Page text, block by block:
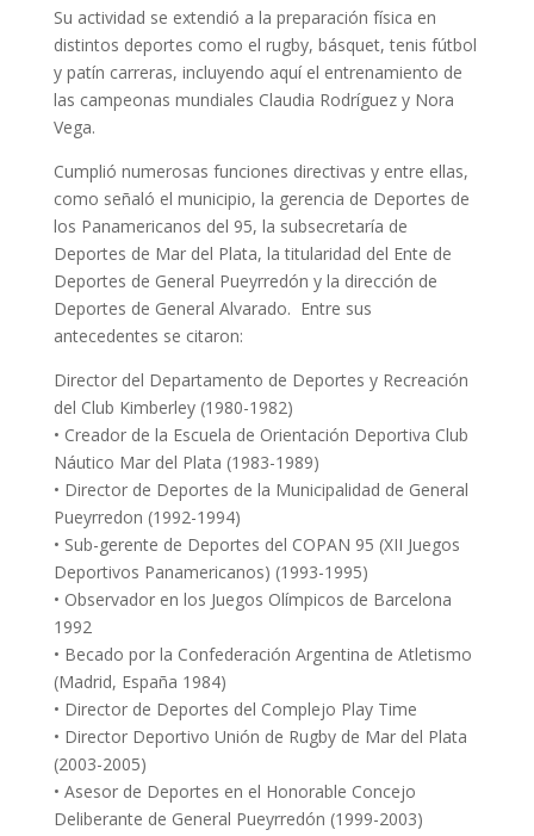
Su actividad se extendió a la preparación física en
distintos deportes como el rugby, básquet, tenis fútbol
y patín carreras, incluyendo aquí el entrenamiento de
las campeonas mundiales Claudia Rodríguez y Nora
Vega.
Cumplió numerosas funciones directivas y entre ellas,
como señaló el municipio, la gerencia de Deportes de
los Panamericanos del 95, la subsecretaría de
Deportes de Mar del Plata, la titularidad del Ente de
Deportes de General Pueyrredón y la dirección de
Deportes de General Alvarado. Entre sus
antecedentes se citaron:
Director del Departamento de Deportes y Recreación
del Club Kimberley (1980-1982)
• Creador de la Escuela de Orientación Deportiva Club
Náutico Mar del Plata (1983-1989)
• Director de Deportes de la Municipalidad de General
Pueyrredon (1992-1994)
• Sub-gerente de Deportes del COPAN 95 (XII Juegos
Deportivos Panamericanos) (1993-1995)
• Observador en los Juegos Olímpicos de Barcelona
1992
• Becado por la Confederación Argentina de Atletismo
(Madrid, España 1984)
• Director de Deportes del Complejo Play Time
• Director Deportivo Unión de Rugby de Mar del Plata
(2003-2005)
• Asesor de Deportes en el Honorable Concejo
Deliberante de General Pueyrredón (1999-2003)